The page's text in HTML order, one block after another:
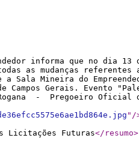
informa que no dia
as mudanças referentes
Sala Mineira do
Campos Gerais. Evento
- Pregoeiro
" /
Licitações Futuras</resumo>